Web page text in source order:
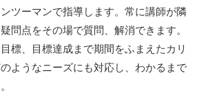
ツーマンで指導します。常に講師が隣
問点をその場で質問、解消できます。
標、目標達成まで期間をふまえたカリ
ようなニーズにも対応し、わかるまで